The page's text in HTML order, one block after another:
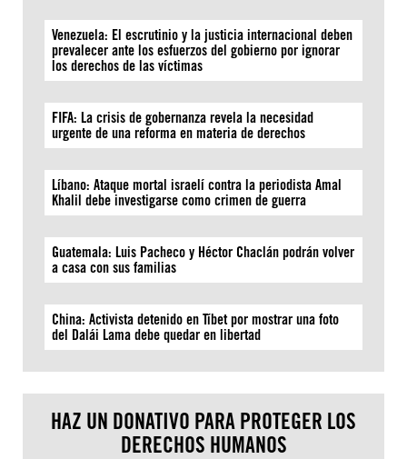
Venezuela: El escrutinio y la justicia internacional deben
prevalecer ante los esfuerzos del gobierno por ignorar
los derechos de las víctimas
FIFA: La crisis de gobernanza revela la necesidad
urgente de una reforma en materia de derechos
Líbano: Ataque mortal israelí contra la periodista Amal
Khalil debe investigarse como crimen de guerra
Guatemala: Luis Pacheco y Héctor Chaclán podrán volver
a casa con sus familias
China: Activista detenido en Tíbet por mostrar una foto
del Dalái Lama debe quedar en libertad
HAZ UN DONATIVO PARA PROTEGER LOS
DERECHOS HUMANOS